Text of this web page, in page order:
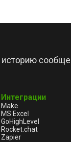
историю
Интеграции
Make
MS Excel
GoHighLevel
Rocket.chat
Zapier